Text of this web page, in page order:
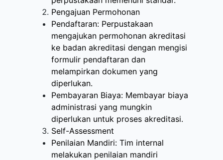
Pengajuan Permohonan
Pendaftaran: Perpustakaan
mengajukan permohonan akreditasi
ke badan akreditasi dengan mengisi
formulir pendaftaran dan
melampirkan dokumen yang
diperlukan.
Pembayaran Biaya: Membayar biaya
administrasi yang mungkin
diperlukan untuk proses akreditasi.
Self-Assessment
Penilaian Mandiri: Tim internal
melakukan penilaian mandiri